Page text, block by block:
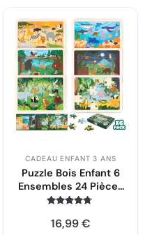
CADEAU ENFANT 3 ANS
Puzzle Bois Enfant 6
Ensembles 24 Pièces
Animaux
EnfantCado GE0126
4.6
sur 5
16,99€